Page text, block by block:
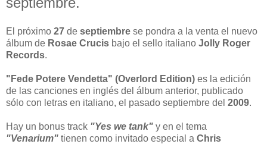
El próximo 27 de septiembre se pondra a la venta el nuevo
álbum de Rosae Crucis bajo el sello italiano Jolly Roger
Records.
"Fede Potere Vendetta" (Overlord Edition) es la edición
de las canciones en inglés del álbum anterior, publicado
sólo con letras en italiano, el pasado septiembre del 2009.
Hay un bonus track "Yes we tank" y en el tema
"Venarium" tienen como invitado especial a Chris